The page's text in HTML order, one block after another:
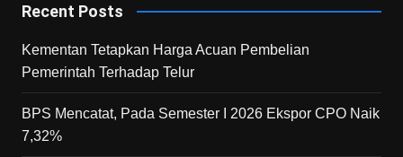
Recent Posts
Kementan Tetapkan Harga Acuan Pembelian
Pemerintah Terhadap Telur
BPS Mencatat, Pada Semester I 2026 Ekspor CPO Naik
7,32%